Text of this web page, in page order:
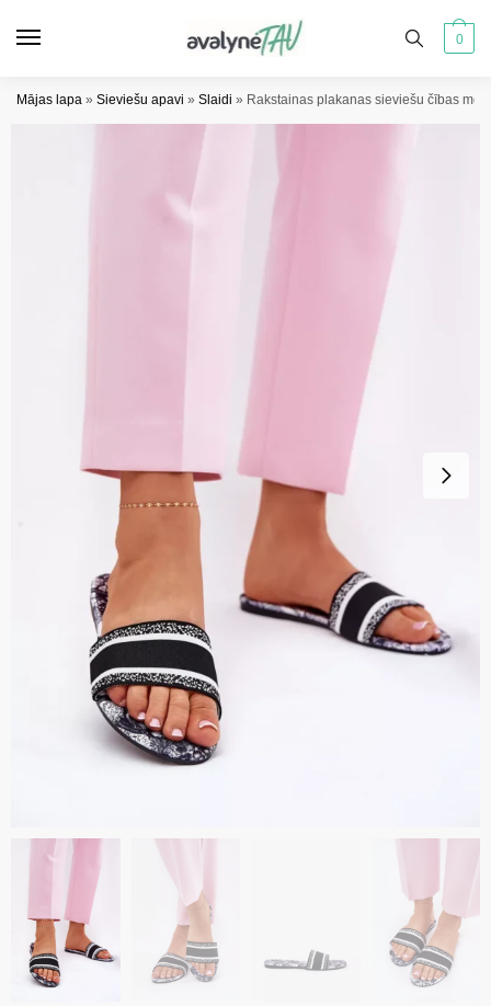
0
Mājas lapa » Sieviešu apavi » Slaidi » Rakstainas plakanas sieviešu čības